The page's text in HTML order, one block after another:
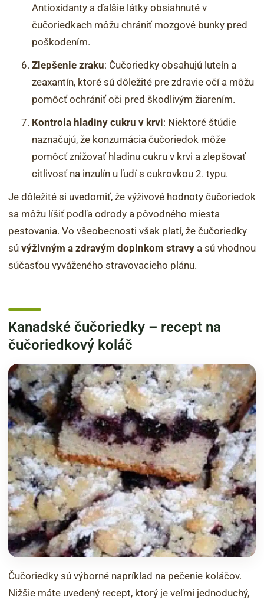
Antioxidanty a ďalšie látky obsiahnuté v
čučoriedkach môžu chrániť mozgové bunky pred
poškodením.
Zlepšenie zraku: Čučoriedky obsahujú luteín a
zeaxantín, ktoré sú dôležité pre zdravie očí a môžu
pomôcť ochrániť oči pred škodlivým žiarením.
Kontrola hladiny cukru v krvi: Niektoré štúdie
naznačujú, že konzumácia čučoriedok môže
pomôcť znižovať hladinu cukru v krvi a zlepšovať
citlivosť na inzulín u ľudí s cukrovkou 2. typu.
Je dôležité si uvedomiť, že výživové hodnoty čučoriedok
sa môžu líšiť podľa odrody a pôvodného miesta
pestovania. Vo všeobecnosti však platí, že čučoriedky
sú výživným a zdravým doplnkom stravy a sú vhodnou
súčasťou vyváženého stravovacieho plánu.
Kanadské čučoriedky – recept na
čučoriedkový koláč
Čučoriedky sú výborné napríklad na pečenie koláčov.
Nižšie máte uvedený recept, ktorý je veľmi jednoduchý,